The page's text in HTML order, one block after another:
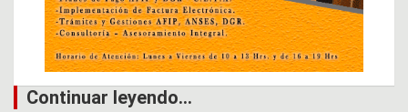
Continuar leyendo...